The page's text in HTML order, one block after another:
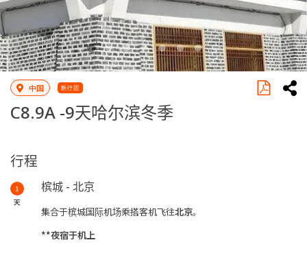
中国 旅行团
C8.9A -9天哈尔滨冬季
行程
1
天
槟城 - 北京
集合于槟城国际机场乘搭客机飞往北京。
**夜宿于机上